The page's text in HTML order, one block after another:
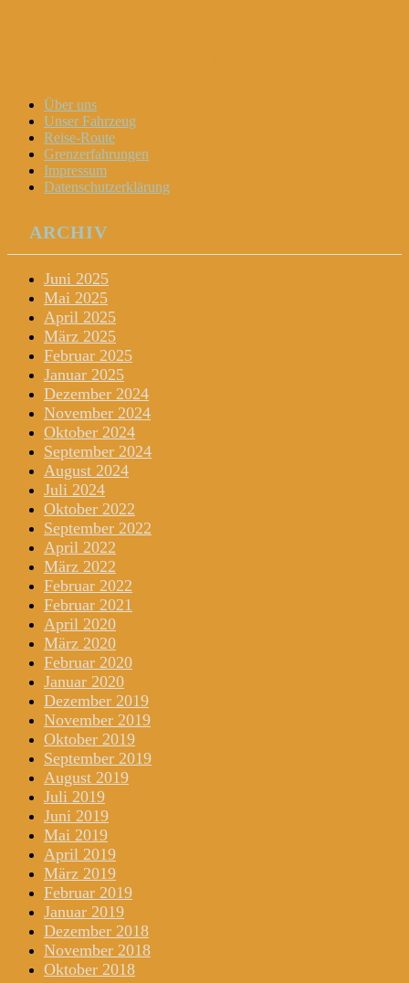
Menu
Widgets
Search
Skip
content
Über uns
Unser Fahrzeug
Reise-Route
Grenzerfahrungen
Impressum
Datenschutzerklärung
ARCHIV
Juni 2025
Mai 2025
April 2025
März 2025
Februar 2025
Januar 2025
Dezember 2024
November 2024
Oktober 2024
September 2024
August 2024
Juli 2024
Oktober 2022
September 2022
April 2022
März 2022
Februar 2022
Februar 2021
April 2020
März 2020
Februar 2020
Januar 2020
Dezember 2019
November 2019
Oktober 2019
September 2019
August 2019
Juli 2019
Juni 2019
Mai 2019
April 2019
März 2019
Februar 2019
Januar 2019
Dezember 2018
November 2018
Oktober 2018